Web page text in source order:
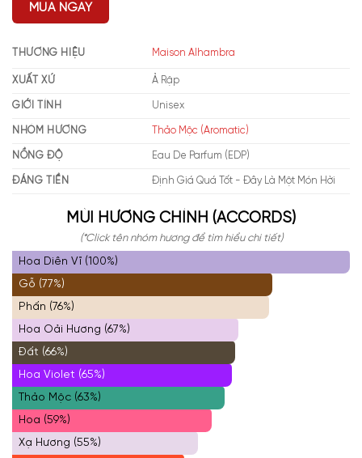
MUA NGAY
THƯƠNG HIỆU Maison Alhambra
XUẤT XỨ Ả Rập
GIỚI TÍNH Unisex
NHÓM HƯƠNG Thảo Mộc (Aromatic)
NỒNG ĐỘ Eau De Parfum (EDP)
ĐÁNG TIỀN Định Giá Quá Tốt - Đây Là Một Món Hời
MÙI HƯƠNG CHÍNH (ACCORDS)
(*Click tên nhóm hương để tìm hiểu chi tiết)
Hoa Diên Vĩ (100%)
Gỗ (77%)
Phấn (76%)
Hoa Oải Hương (67%)
Đất (66%)
Hoa Violet (65%)
Thảo Mộc (63%)
Hoa (59%)
Xạ Hương (55%)